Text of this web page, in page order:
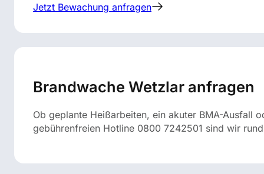
Jetzt Bewachung anfragen
Brandwache Wetzlar anfragen
Ob geplante Heißarbeiten, ein akuter BMA-Ausfall
gebührenfreien Hotline 0800 7242501 sind wir